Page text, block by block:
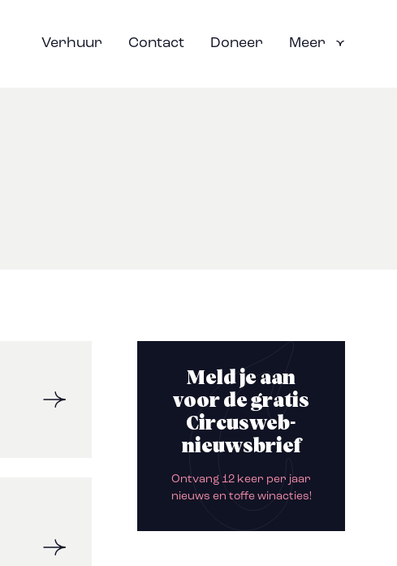
Verhuur Contact Doneer Meer
Meld je aan
voor de gratis
Circusweb-
nieuwsbrief
Ontvang 12 keer per jaar
nieuws en toffe winacties!